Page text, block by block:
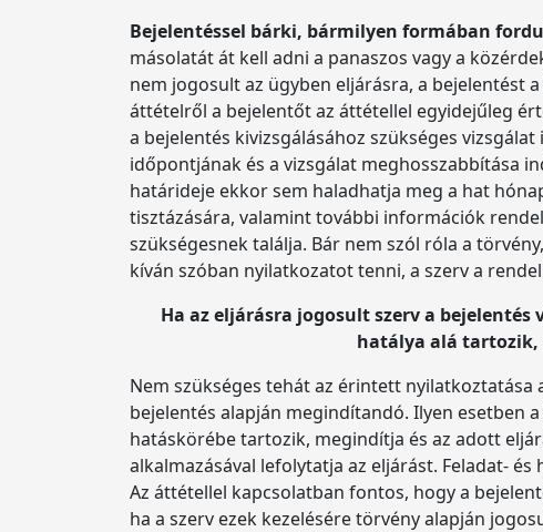
Bejelentéssel bárki, bármilyen formában
másolatát át kell adni a panaszos vagy a
nem jogosult az ügyben eljárásra, a bejelentést
áttételről a bejelentőt az áttétellel egyidejűleg
a bejelentés kivizsgálásához szükséges
időpontjának és a vizsgálat meghosszabbítása
határideje ekkor sem haladhatja meg a hat
tisztázására, valamint további információk
szükségesnek találja. Bár nem szól róla a
kíván szóban nyilatkozatot tenni, a szerv a
Ha az eljárásra jogosult szerv a
hatálya alá tartozik,
Nem szükséges tehát az érintett nyilatkoztatása
bejelentés alapján megindítandó. Ilyen esetben
hatáskörébe tartozik, megindítja és az adott
alkalmazásával lefolytatja az eljárást. Feladat-
Az áttétellel kapcsolatban fontos, hogy a
ha a szerv ezek kezelésére törvény alapján